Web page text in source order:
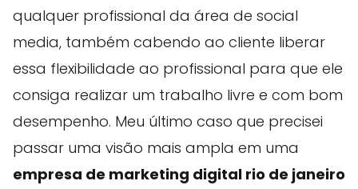
qualquer profissional da área de social
media, também cabendo ao cliente liberar
essa flexibilidade ao profissional para que ele
consiga realizar um trabalho livre e com bom
desempenho. Meu último caso que precisei
passar uma visão mais ampla em uma
empresa de marketing digital rio de janeiro